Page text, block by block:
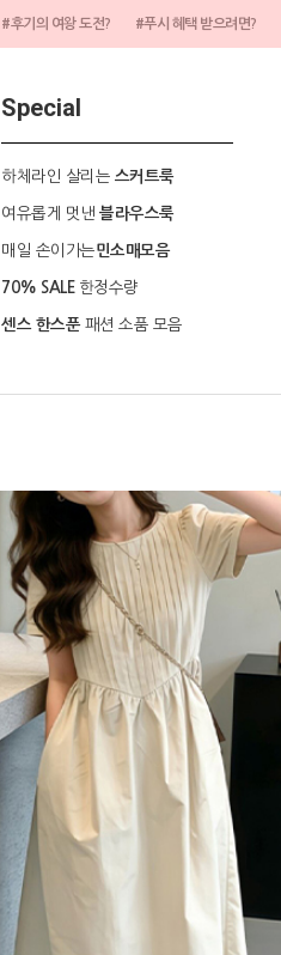
#후기의 여왕 도전? #푸시 혜택 받으려면?
Special
하체라인 살리는 스커트룩
여유롭게 멋낸 블라우스룩
매일 손이가는민소매모음
70% SALE 한정수량
센스 한스푼패션 소품 모음